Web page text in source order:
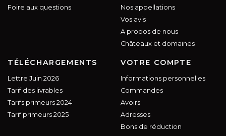
Foire aux questions
Nos appellations
Vos avis
A propos de nous
Châteaux et domaines
TÉLÉCHARGEMENTS
Lettre Juin 2026
Tarif des livrables
Tarifs primeurs 2024
Tarif primeurs 2025
VOTRE COMPTE
Informations personnelles
Commandes
Avoirs
Adresses
Bons de réduction